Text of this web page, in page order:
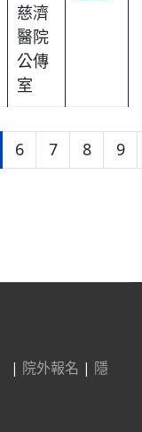
慈濟
醫院
公傳
室
第 5 頁，共 16 頁
6 7 8 9
| 院外報名 | 隱